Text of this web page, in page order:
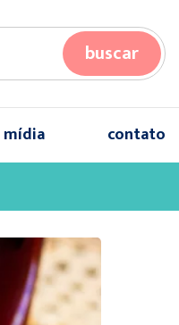
buscar
mídia contato